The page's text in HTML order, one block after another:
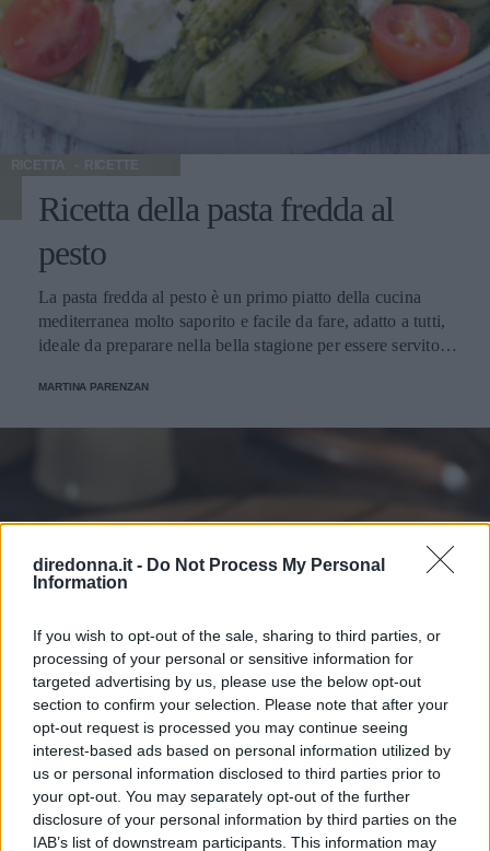
diredonna.it - Do Not Process My Personal
Information
If you wish to opt-out of the sale, sharing to third parties, or
processing of your personal or sensitive information for
targeted advertising by us, please use the below opt-out
section to confirm your selection. Please note that after your
opt-out request is processed you may continue seeing
interest-based ads based on personal information utilized by
us or personal information disclosed to third parties prior to
your opt-out. You may separately opt-out of the further
disclosure of your personal information by third parties on the
IAB’s list of downstream participants. This information may
RICETTA
Ricetta della pasta fredda al
pesto
La pasta fredda al pesto è un primo piatto della cucina
mediterranea molto saporito e facile da fare, adatto a tutti,
ideale da preparare nella bella stagione per essere servito
penne o fusilli cotti bene al dente andranno poi conditi con
essere preparato con anticipo; conservatelo in frigorifero
pesto Portate a bollore abbondante acqua salata e cuocete
la pasta molto al dente. Scolatela e passatela sotto l'acqua
un vassoio. Mettete in un mortaio o in un mixer l'aglio
sbucciato e una presa di sale grosso. Aggiungete le foglie
di basilico lavate e asciugate e iniziate a lavorare con
movimenti lenti se usate il mortaio o con scatti del mixer
per non surriscaldare le foglie. Unite i pinoli, i formaggi e
per ultimo l'olio extravergine di oliva a filo sempre
lavorando l'impasto o facendo andare il mixer a scatti fino
ad ottenere una crema liscia e ben amalgamata. Lavate i
pomodorini e tagliateli in quattro. Tagliate a piccoli dadini
MARTINA PARENZAN